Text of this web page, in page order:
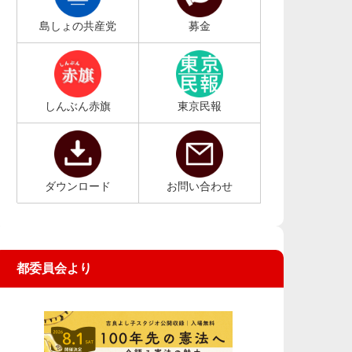
島しょの共産党 募金
しんぶん赤旗 東京民報
ダウンロード お問い合わせ
都委員会より